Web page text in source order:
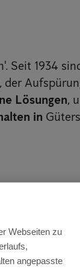
Seit 1934
der
Lösungen,
in
auf die
Webseiten zu
angepasste